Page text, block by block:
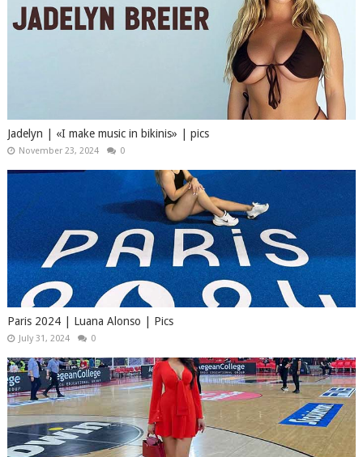
Jadelyn | «I make music in bikinis» | pics
November 23, 2024 0
Paris 2024 | Luana Alonso | Pics
July 31, 2024 0